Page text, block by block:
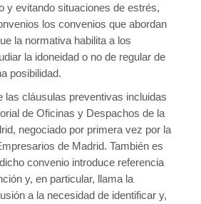
y Protección de Datos
y evitando situaciones de estrés,
los convenios que abordan
la normativa habilita a los
la idoneidad o no de regular de
posibilidad.
las cláusulas preventivas incluidas
de Oficinas y Despachos de la
negociado por primera vez por la
de Madrid. También es
convenio introduce referencia
y, en particular, llama la
a la necesidad de identificar y,